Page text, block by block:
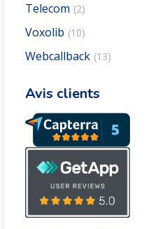
Telecom (2)
Voxolib (10)
Webcallback (13)
Avis clients